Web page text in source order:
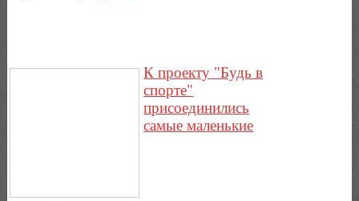
К проекту "Будь в
спорте"
присоединились
самые маленькие